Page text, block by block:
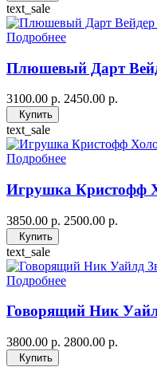
text_sale
Подробнее
Плюшевый Дарт
3100.00 р. 2450.00 р.
Купить
text_sale
Подробнее
Игрушка Кристофф
3850.00 р. 2500.00 р.
Купить
text_sale
Подробнее
Говорящий Ник
3800.00 р. 2800.00 р.
Купить